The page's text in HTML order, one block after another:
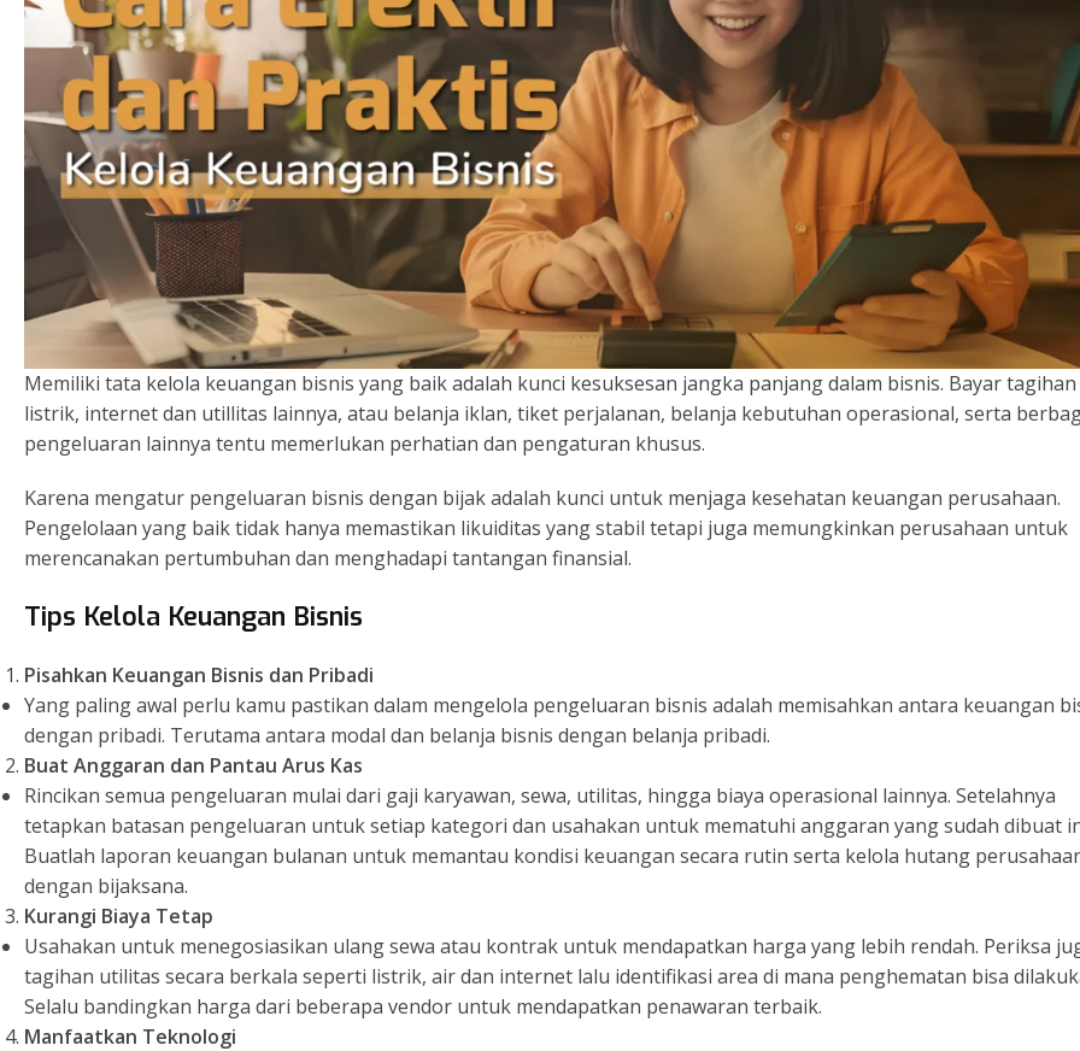
Memiliki tata kelola keuangan bisnis yang baik adalah kunci kesuksesan jangka panjang dalam bisnis. Bayar tagihan
listrik, internet dan utillitas lainnya, atau belanja iklan, tiket perjalanan, belanja kebutuhan operasional, serta
pengeluaran lainnya tentu memerlukan perhatian dan pengaturan khusus.
Karena mengatur pengeluaran bisnis dengan bijak adalah kunci untuk menjaga kesehatan keuangan perusahaan.
Pengelolaan yang baik tidak hanya memastikan likuiditas yang stabil tetapi juga memungkinkan perusahaan untuk
merencanakan pertumbuhan dan menghadapi tantangan finansial.
Tips Kelola Keuangan Bisnis
Pisahkan Keuangan Bisnis dan Pribadi
Yang paling awal perlu kamu pastikan dalam mengelola pengeluaran bisnis adalah memisahkan antara keuangan
dengan pribadi. Terutama antara modal dan belanja bisnis dengan belanja pribadi.
Buat Anggaran dan Pantau Arus Kas
Rincikan semua pengeluaran mulai dari gaji karyawan, sewa, utilitas, hingga biaya operasional lainnya. Setelahnya
tetapkan batasan pengeluaran untuk setiap kategori dan usahakan untuk mematuhi anggaran yang sudah dibuat
Buatlah laporan keuangan bulanan untuk memantau kondisi keuangan secara rutin serta kelola hutang
dengan bijaksana.
Kurangi Biaya Tetap
Usahakan untuk menegosiasikan ulang sewa atau kontrak untuk mendapatkan harga yang lebih rendah. Periksa
tagihan utilitas secara berkala seperti listrik, air dan internet lalu identifikasi area di mana penghematan bisa
Selalu bandingkan harga dari beberapa vendor untuk mendapatkan penawaran terbaik.
Manfaatkan Teknologi